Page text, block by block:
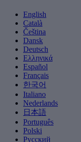
English
Català
Čeština
Dansk
Deutsch
Ελληνικά
Español
Français
한국어
Italiano
Nederlands
日本語
Português
Polski
Русский